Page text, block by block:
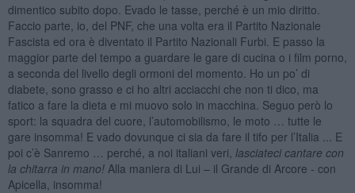
dimentico subito dopo. Evado le tasse, perché è un mio diritto.
Faccio parte, io, del PNF, che una volta era il Partito Nazionale
Fascista ed ora è diventato il Partito Nazionali Furbi. E passo la
maggior parte del tempo a guardare le gare di cucina o i film porno,
a seconda del livello degli ormoni del momento. Ho un po’ di
diabete, sono grasso e ci ho altri acciacchi che non ti dico, ma
fatico a fare la dieta e mi muovo solo in macchina. Seguo però lo
sport: la squadra del cuore, l’automobilismo, le moto … tutte le
gare insomma! E vado dovunque ci sia da fare il tifo per l’Italia ... E
poi c’è Sanremo … perché, a noi italiani veri, lasciateci cantare con
la chitarra in mano!Alla maniera di Lui – il Grande di Arcore - con
Apicella, insomma!